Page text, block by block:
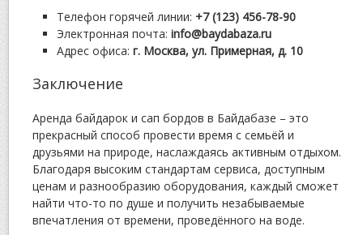
Телефон горячей линии: +7 (123) 456-78-90
Электронная почта: info@baydabaza.ru
Адрес офиса: г. Москва, ул. Примерная, д. 10
Заключение
Аренда байдарок и сап бордов в Байдабазе – это
прекрасный способ провести время с семьёй и
друзьями на природе, наслаждаясь активным отдыхом.
Благодаря высоким стандартам сервиса, доступным
ценам и разнообразию оборудования, каждый сможет
найти что-то по душе и получить незабываемые
впечатления от времени, проведённого на воде.